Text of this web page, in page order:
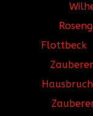
Flottbeck
Hausbruch